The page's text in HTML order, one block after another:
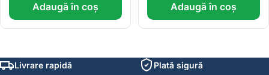
Adaugă în coș Adaugă în coș
Livrare rapidă Plată sigură